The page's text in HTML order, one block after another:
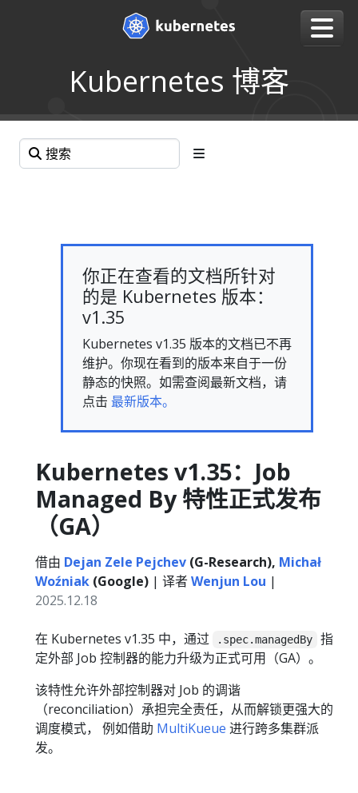
Kubernetes 博客
你正在查看的文档所针对
的是 Kubernetes 版本：
v1.35
Kubernetes v1.35 版本的文档已不再
维护。你现在看到的版本来自于一份
静态的快照。如需查阅最新文档，请
点击 最新版本。
Kubernetes v1.35：Job
Managed By 特性正式发布
（GA）
借由 Dejan Zele Pejchev (G-Research), Michał
Woźniak (Google) | 译者Wenjun Lou |
2025.12.18
在 Kubernetes v1.35 中，通过 .spec.managedBy
指
定外部 Job 控制器的能力升级为正式可用（GA）。
该特性允许外部控制器对 Job 的调谐
（reconciliation）承担完全责任，从而解锁更强大的
调度模式， 例如借助 MultiKueue 进行跨多集群派
发。